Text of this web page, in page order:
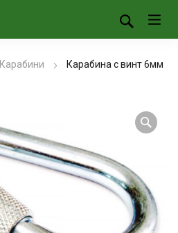
Карабини Карабина с винт 6мм